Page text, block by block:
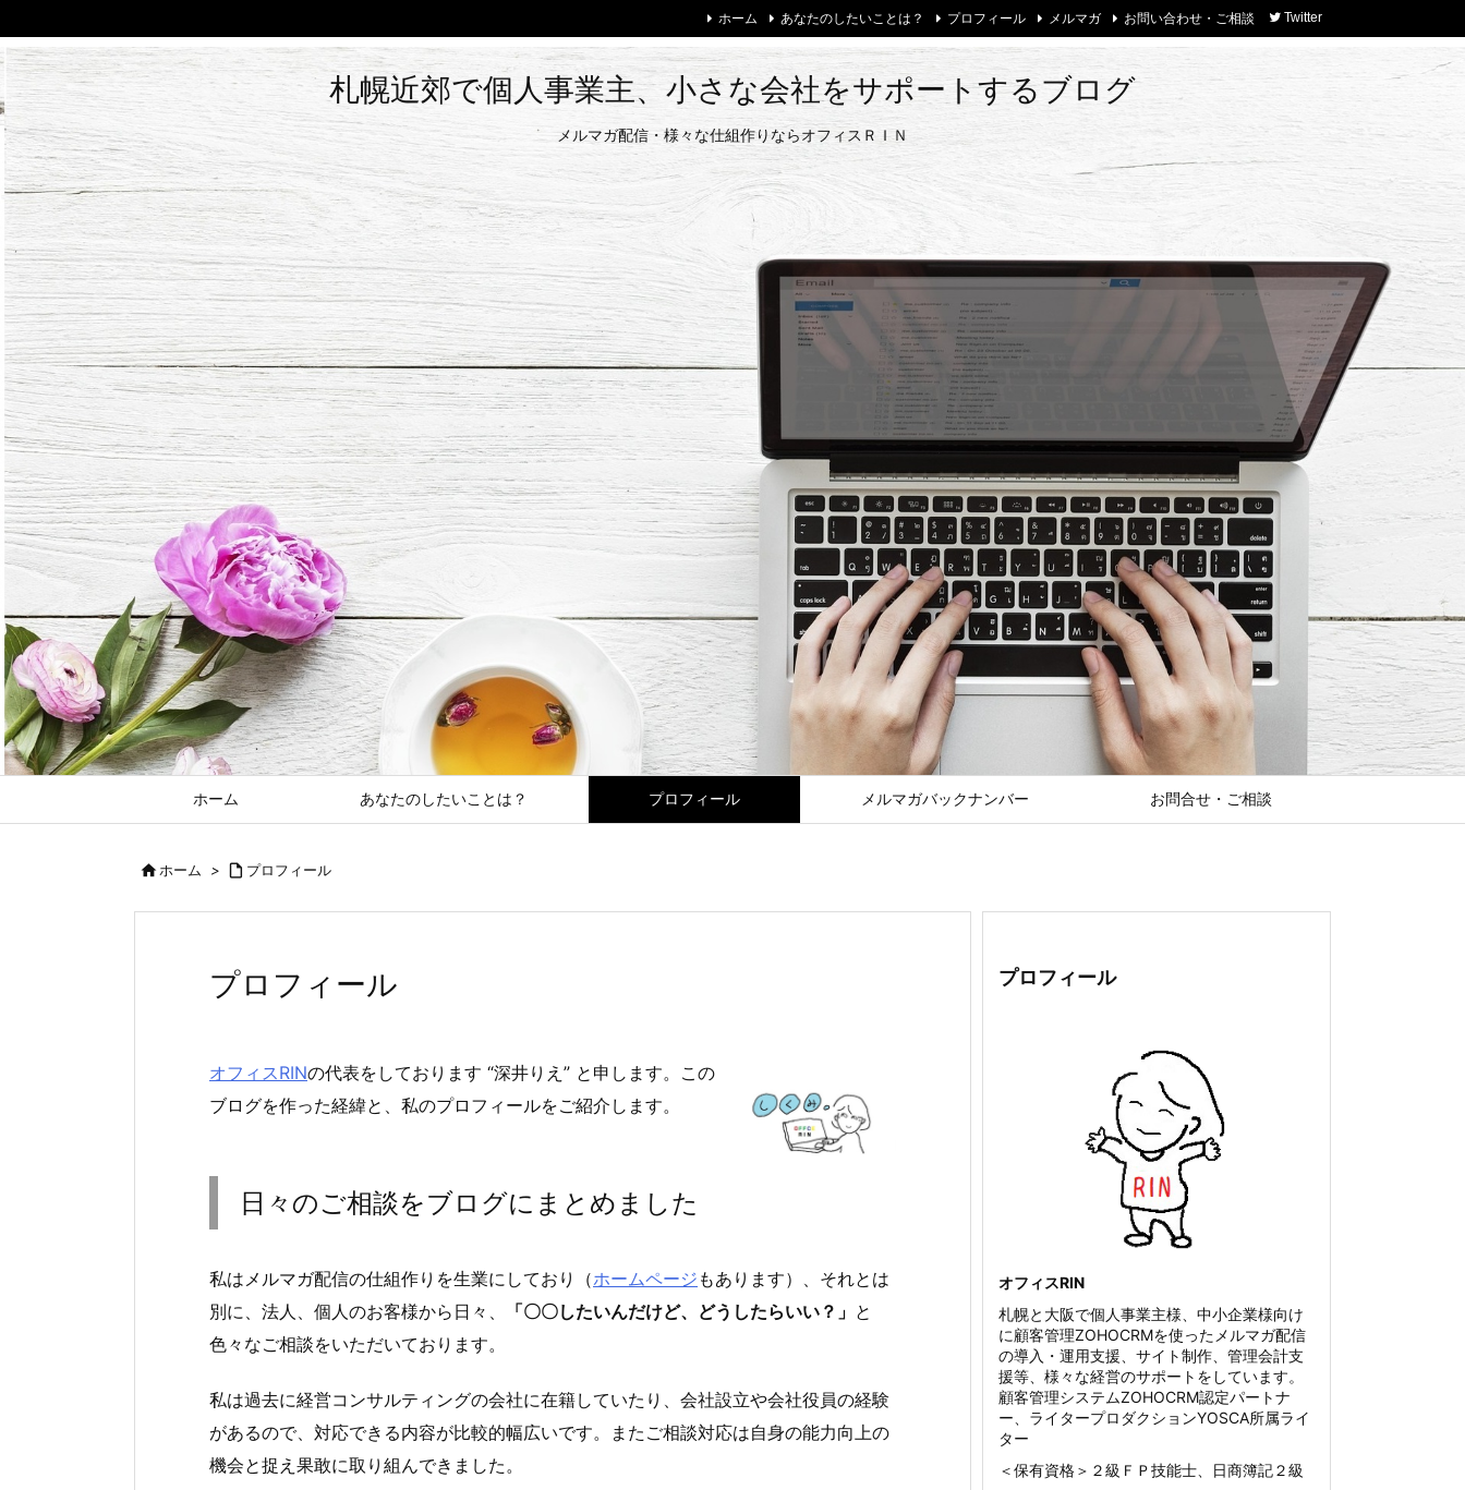
札幌近郊で個人事業主、小さな会社をサポートするブログ
メルマガ配信・様々な仕組作りならオフィスＲＩＮ
ホーム あなたのしたいことは？ プロフィール メルマガバックナンバー お問合せ・ご相談
ホーム あなたのしたいことは？ プロフィール メルマガ お問い合わせ・ご相談 Twitter
ホーム >  プロフィール
プロフィール
オフィスRINの代表をしております “深井りえ” と申します。この
ブログを作った経緯と、私のプロフィールをご紹介します。
日々のご相談をブログにまとめました
私はメルマガ配信の仕組作りを生業にしており（ホームページ もあります）、それとは
別に、法人、個人のお客様から日々、
「〇〇したいんだけど、どうしたらいい？」 と
色々なご相談をいただいております。
私は過去に経営コンサルティングの会社に在籍していたり、会社設立や会社役員の経験
があるので、対応できる内容が比較的幅広いです。またご相談対応は自身の能力向上の
機会と捉え果敢に取り組んできました。
プロフィール
オフィスRIN
札幌と大阪で個人事業主様、中小企業様向け
に顧客管理ZOHOCRMを使ったメルマガ配信
の導入・運用支援、サイト制作、管理会計支
援等、様々な経営のサポートをしています。
顧客管理システムZOHOCRM認定パートナ
ー、ライタープロダクションYOSCA所属ライ
ター
＜保有資格＞２級ＦＰ技能士、日商簿記２級